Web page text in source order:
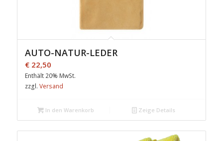
AUTO-NATUR-LEDER
€22,50
Enthält 20% MwSt.
zzgl. Versand
In den Warenkorb Zeige Details